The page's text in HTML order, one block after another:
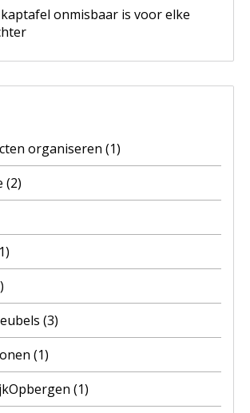
onmisbaar is voor elke
organiseren (1)
(2)
(3)
(1)
(1)